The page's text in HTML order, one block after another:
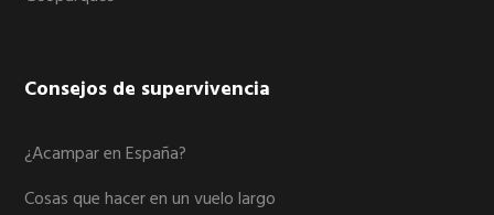
Consejos de supervivencia
¿Acampar en España?
Cosas que hacer en un vuelo largo